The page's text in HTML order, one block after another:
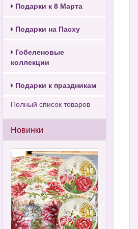
Подарки к 8 Марта
Подарки на Пасху
Гобеленовые
коллекции
Подарки к праздникам
Полный список товаров
Новинки